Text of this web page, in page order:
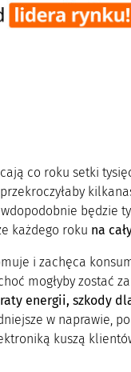
co roku setki
będzie
każdego roku na
i zachęca
mogłyby zostać
energii, szkody
w naprawie,
kuszą